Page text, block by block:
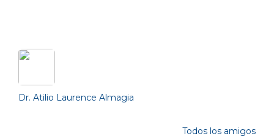
Dr. Atilio Laurence Almagia
Todos los amigos